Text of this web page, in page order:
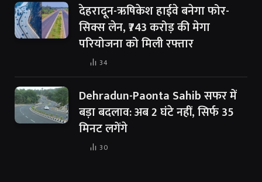
देहरादून-ऋषिकेश हाईवे बनेगा फोर-
सिक्स लेन, ₹743 करोड़ की मेगा
परियोजना को मिली रफ्तार
34
Dehradun-Paonta Sahib सफर में
बड़ा बदलाव: अब 2 घंटे नहीं, सिर्फ 35
मिनट लगेंगे
30